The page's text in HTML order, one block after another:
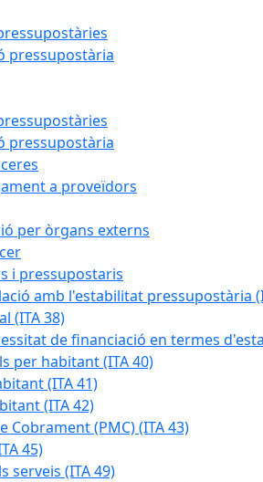
pressupostària
pressupostària
a proveïdors
per òrgans externs
i pressupostaris
amb l'estabilitat pressupostària
(ITA 38)
de financiació en termes
per habitant (ITA 40)
(ITA 41)
(ITA 42)
Cobrament (PMC) (ITA 43)
45)
serveis (ITA 49)